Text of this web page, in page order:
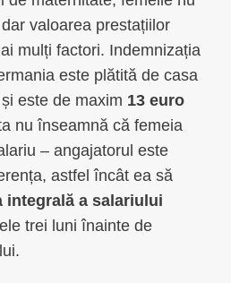
valoarea prestațiilor
mulți factori. Indemnizația
este plătită de casa
este de maxim 13 euro
nu înseamnă că femeia
– angajatorul este
astfel încât ea să
integrală a salariului
trei luni înainte de